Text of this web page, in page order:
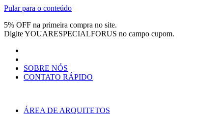
Pular para o conteúdo
5% OFF na primeira compra no site.
DigiteYOUARESPECIALFORUS no campo cupom.
SOBRE NÓS
CONTATO RÁPIDO
ÁREA DE ARQUITETOS